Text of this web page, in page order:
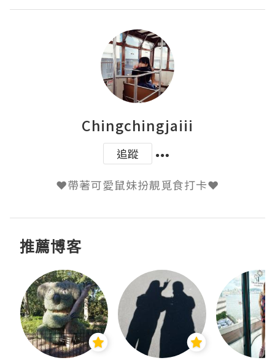
Chingchingjaiii
追蹤
推薦博客